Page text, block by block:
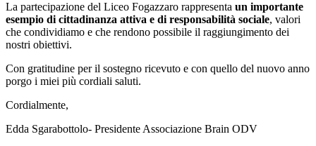
La partecipazione del Liceo Fogazzaro rappresenta un importante
esempio di cittadinanza attiva e di responsabilità sociale, valori
che condividiamo e che rendono possibile il raggiungimento dei
nostri obiettivi.
Con gratitudine per il sostegno ricevuto e con quello del nuovo anno
porgo i miei più cordiali saluti.
Cordialmente,
Edda Sgarabottolo- Presidente Associazione Brain ODV